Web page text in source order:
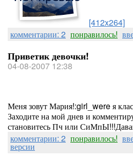
[412x264]
комментарии: 2 понравилось!
Приветик девочки!
04-08-2007 12:38
Меня зовут Мария!:girl_were я
Заходите на мой днев и
становитесь Пч или
комментарии: 2 понравилось!
версии